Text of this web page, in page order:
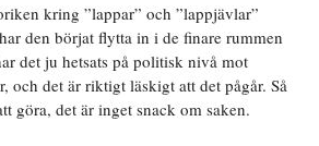
kring ”lappar” och ”lappjävlar”
den börjat flytta in i de finare rummen
det ju hetsats på politisk nivå mot
och det är riktigt läskigt att det pågår. Så
göra, det är inget snack om saken.